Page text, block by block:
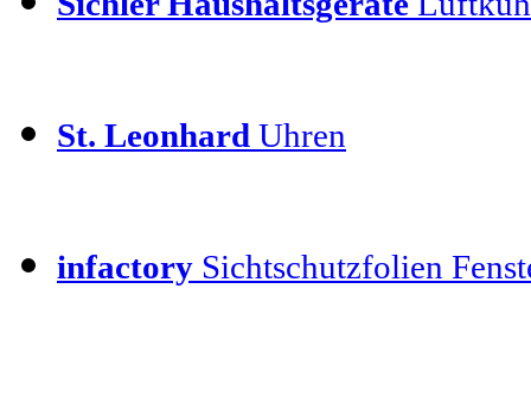
St. Leonhard Uhren
infactory Sichtschutzfolien